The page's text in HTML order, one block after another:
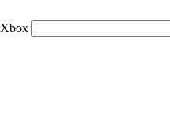
Xbox